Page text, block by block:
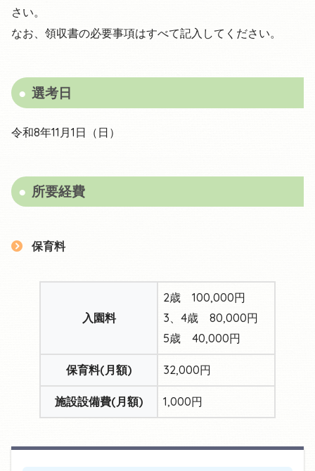
さい。
なお、領収書の必要事項はすべて記入してください。
選考日
令和8年11月1日（日）
所要経費
保育料
入園料
2歳 100,000円
3、4歳 80,000円
5歳 40,000円
保育料(月額) 32,000円
施設設備費(月額) 1,000円